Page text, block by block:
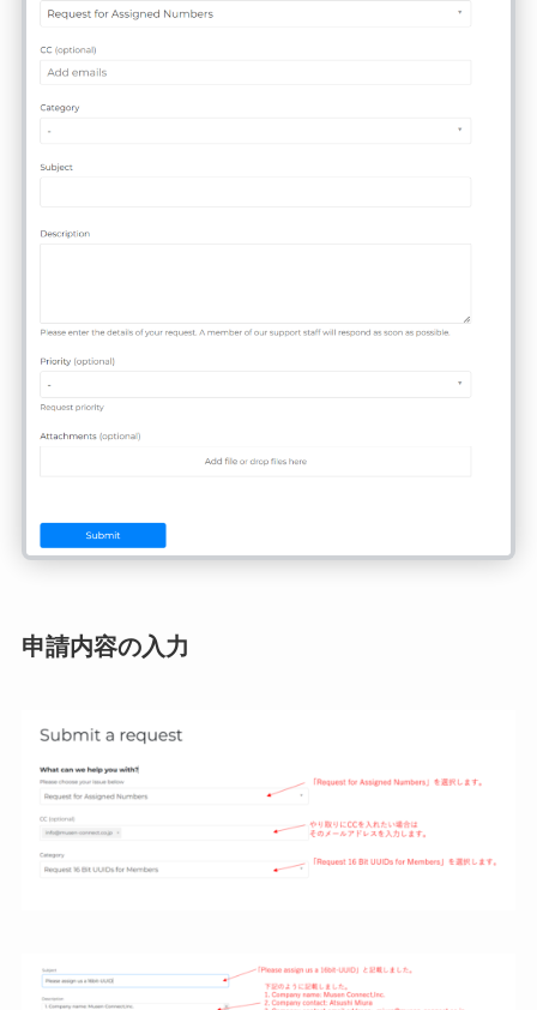
申請内容の入力